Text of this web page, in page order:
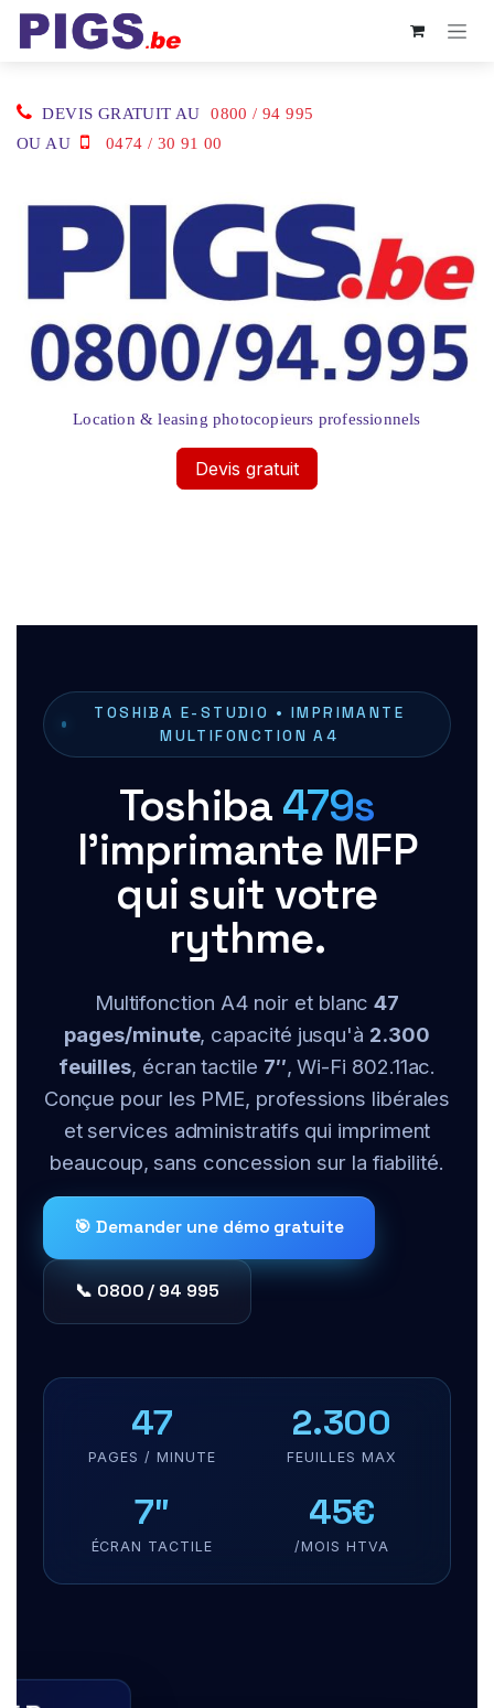
Se rendre au contenu
DEVIS GRATUIT AU
0800 / 94 995
OU AU
0474 / 30 91 00
Location & leasing photocopieurs professionnels
Devis gratuit
TOSHIBA E-STUDIO • IMPRIMANTE
MULTIFONCTION A4
Toshiba 479s
l'imprimante MFP
qui suit votre
rythme.
Multifonction A4 noir et blanc47
pages/minute, capacité jusqu'à 2.300
feuilles, écran tactile 7″, Wi-Fi 802.11ac.
Conçue pour les PME, professions libérales
et services administratifs qui impriment
beaucoup, sans concession sur la fiabilité.
🎯 Demander une démo gratuite
📞 0800 / 94 995
47
PAGES / MINUTE
2.300
FEUILLES MAX
7″
ÉCRAN TACTILE
45€
/MOIS HTVA